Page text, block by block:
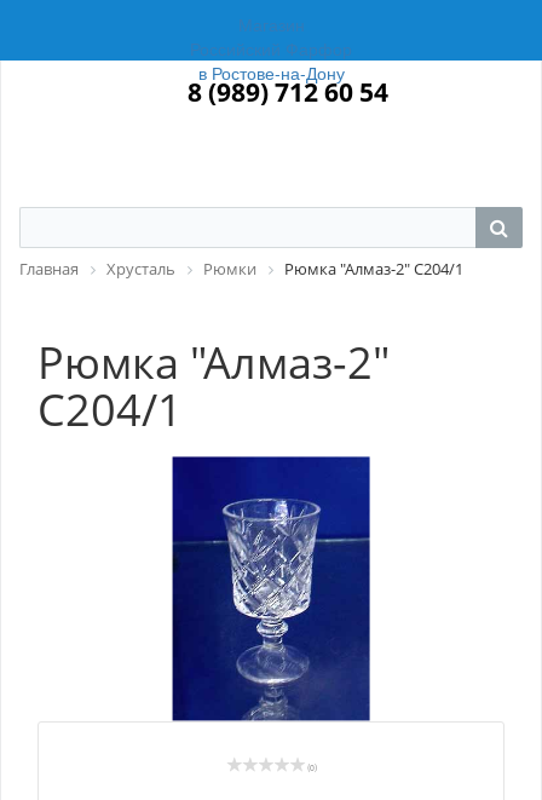
Магазин
Российский Фарфор
в Ростове-на-Дону
8 (989) 712 60 54
Главная Хрусталь Рюмки Рюмка "Алмаз-2" С204/1
Рюмка "Алмаз-2"
С204/1
(0)